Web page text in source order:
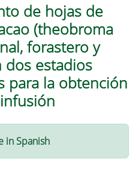
de hojas de
(theobroma
forastero y
estadios
para la obtención
in Spanish